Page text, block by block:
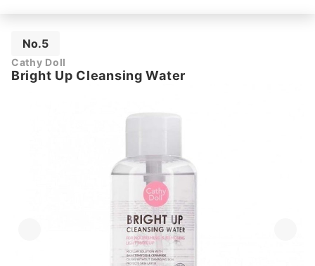
No.5
Cathy Doll
Bright Up Cleansing Water